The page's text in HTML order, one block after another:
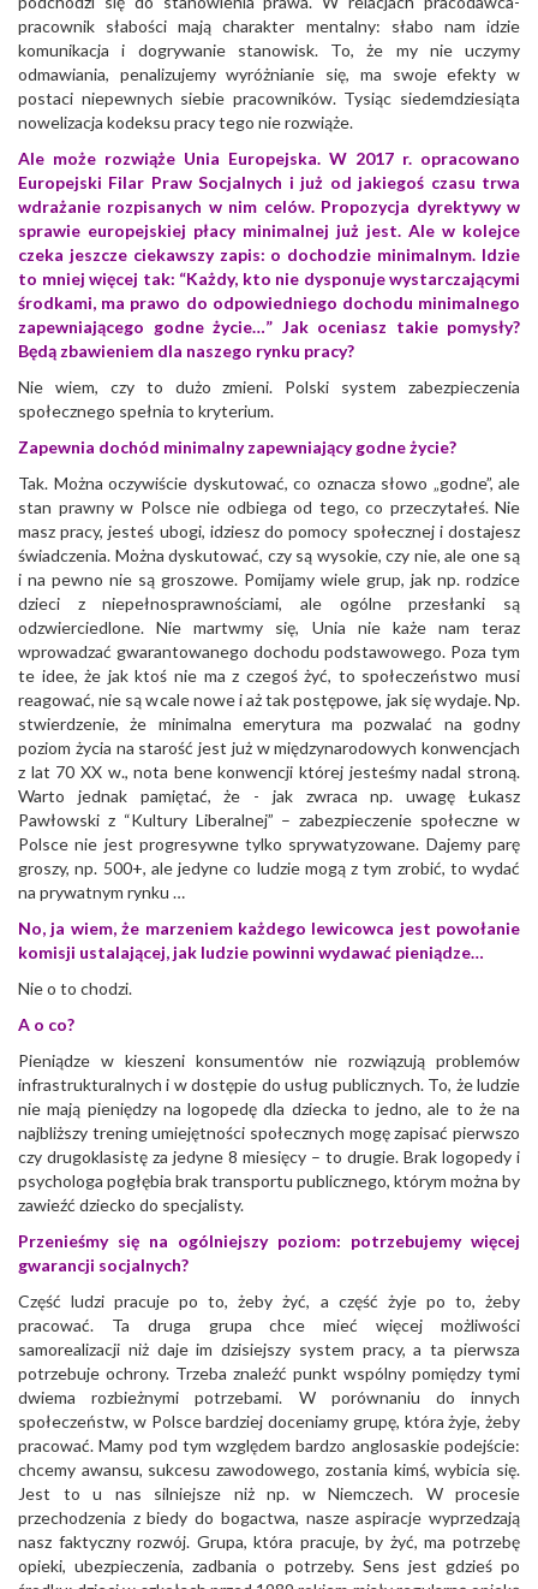
pracownik słabości mają charakter mentalny: słabo nam idzie
komunikacja i dogrywanie stanowisk. To, że my nie uczymy
odmawiania, penalizujemy wyróżnianie się, ma swoje efekty w
postaci niepewnych siebie pracowników. Tysiąc siedemdziesiąta
nowelizacja kodeksu pracy tego nie rozwiąże.
Ale może rozwiąże Unia Europejska. W 2017 r. opracowano
Europejski Filar Praw Socjalnych i już od jakiegoś czasu trwa
wdrażanie rozpisanych w nim celów. Propozycja dyrektywy w
sprawie europejskiej płacy minimalnej już jest. Ale w kolejce
czeka jeszcze ciekawszy zapis: o dochodzie minimalnym. Idzie
to mniej więcej tak: “Każdy, kto nie dysponuje wystarczającymi
środkami, ma prawo do odpowiedniego dochodu minimalnego
zapewniającego godne życie…” Jak oceniasz takie pomysły?
Będą zbawieniem dla naszego rynku pracy?
Nie wiem, czy to dużo zmieni. Polski system zabezpieczenia
społecznego spełnia to kryterium.
Zapewnia dochód minimalny zapewniający godne życie?
Tak. Można oczywiście dyskutować, co oznacza słowo „godne”, ale
stan prawny w Polsce nie odbiega od tego, co przeczytałeś. Nie
masz pracy, jesteś ubogi, idziesz do pomocy społecznej i dostajesz
świadczenia. Można dyskutować, czy są wysokie, czy nie, ale one są
i na pewno nie są groszowe. Pomijamy wiele grup, jak np. rodzice
dzieci z niepełnosprawnościami, ale ogólne przesłanki są
odzwierciedlone. Nie martwmy się, Unia nie każe nam teraz
wprowadzać gwarantowanego dochodu podstawowego. Poza tym
te idee, że jak ktoś nie ma z czegoś żyć, to społeczeństwo musi
reagować, nie są wcale nowe i aż tak postępowe, jak się wydaje. Np.
stwierdzenie, że minimalna emerytura ma pozwalać na godny
poziom życia na starość jest już w międzynarodowych konwencjach
z lat 70 XX w., nota bene konwencji której jesteśmy nadal stroną.
Warto jednak pamiętać, że - jak zwraca np. uwagę Łukasz
Pawłowski z “Kultury Liberalnej” – zabezpieczenie społeczne w
Polsce nie jest progresywne tylko sprywatyzowane. Dajemy parę
groszy, np. 500+, ale jedyne co ludzie mogą z tym zrobić, to wydać
na prywatnym rynku …
No, ja wiem, że marzeniem każdego lewicowca jest powołanie
komisji ustalającej, jak ludzie powinni wydawać pieniądze…
Nie o to chodzi.
A o co?
Pieniądze w kieszeni konsumentów nie rozwiązują problemów
infrastrukturalnych i w dostępie do usług publicznych. To, że ludzie
nie mają pieniędzy na logopedę dla dziecka to jedno, ale to że na
najbliższy trening umiejętności społecznych mogę zapisać pierwszo
czy drugoklasistę za jedyne 8 miesięcy – to drugie. Brak logopedy i
psychologa pogłębia brak transportu publicznego, którym można by
zawieźć dziecko do specjalisty.
Przenieśmy się na ogólniejszy poziom: potrzebujemy więcej
gwarancji socjalnych?
Część ludzi pracuje po to, żeby żyć, a część żyje po to, żeby
pracować. Ta druga grupa chce mieć więcej możliwości
samorealizacji niż daje im dzisiejszy system pracy, a ta pierwsza
potrzebuje ochrony. Trzeba znaleźć punkt wspólny pomiędzy tymi
dwiema rozbieżnymi potrzebami. W porównaniu do innych
społeczeństw, w Polsce bardziej doceniamy grupę, która żyje, żeby
pracować. Mamy pod tym względem bardzo anglosaskie podejście:
chcemy awansu, sukcesu zawodowego, zostania kimś, wybicia się.
Jest to u nas silniejsze niż np. w Niemczech. W procesie
przechodzenia z biedy do bogactwa, nasze aspiracje wyprzedzają
nasz faktyczny rozwój. Grupa, która pracuje, by żyć, ma potrzebę
opieki, ubezpieczenia, zadbania o potrzeby. Sens jest gdzieś po